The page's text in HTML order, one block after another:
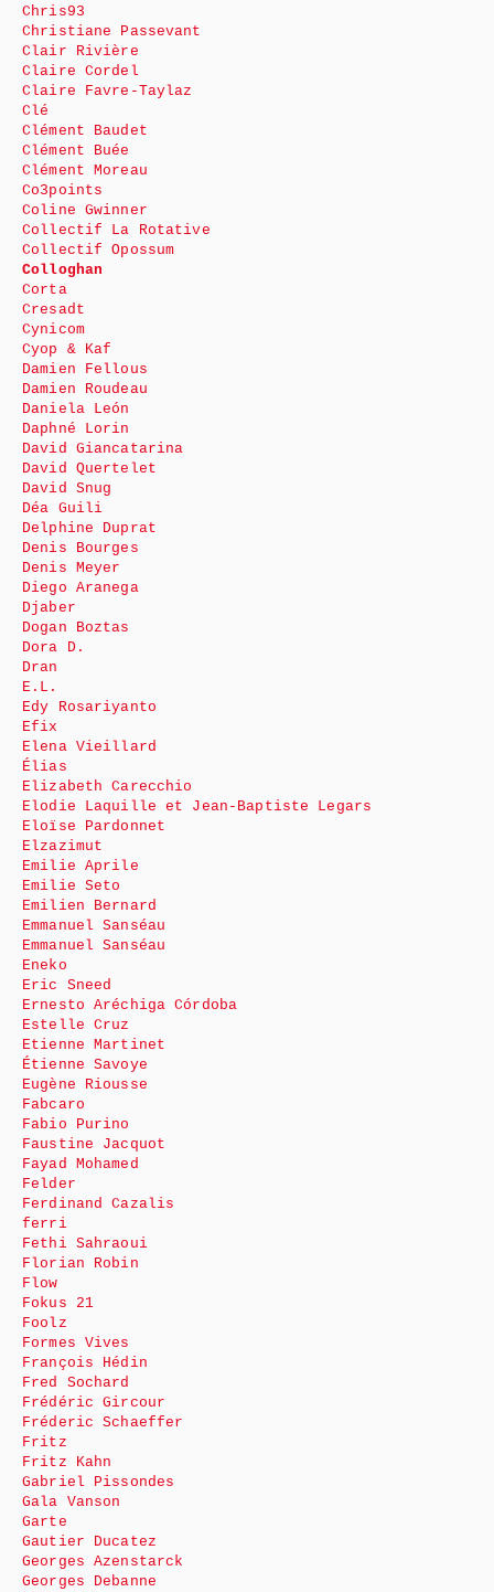
Chris93
Christiane Passevant
Clair Rivière
Claire Cordel
Claire Favre-Taylaz
Clé
Clément Baudet
Clément Buée
Clément Moreau
Co3points
Coline Gwinner
Collectif La Rotative
Collectif Opossum
Colloghan
Corta
Cresadt
Cynicom
Cyop & Kaf
Damien Fellous
Damien Roudeau
Daniela León
Daphné Lorin
David Giancatarina
David Quertelet
David Snug
Déa Guili
Delphine Duprat
Denis Bourges
Denis Meyer
Diego Aranega
Djaber
Dogan Boztas
Dora D.
Dran
E.L.
Edy Rosariyanto
Efix
Elena Vieillard
Élias
Elizabeth Carecchio
Elodie Laquille et Jean-Baptiste Legars
Eloïse Pardonnet
Elzazimut
Emilie Aprile
Emilie Seto
Emilien Bernard
Emmanuel Sanséau
Emmanuel Sanséau
Eneko
Eric Sneed
Ernesto Aréchiga Córdoba
Estelle Cruz
Etienne Martinet
Étienne Savoye
Eugène Riousse
Fabcaro
Fabio Purino
Faustine Jacquot
Fayad Mohamed
Felder
Ferdinand Cazalis
ferri
Fethi Sahraoui
Florian Robin
Flow
Fokus 21
Foolz
Formes Vives
François Hédin
Fred Sochard
Frédéric Gircour
Fréderic Schaeffer
Fritz
Fritz Kahn
Gabriel Pissondes
Gala Vanson
Garte
Gautier Ducatez
Georges Azenstarck
Georges Debanne